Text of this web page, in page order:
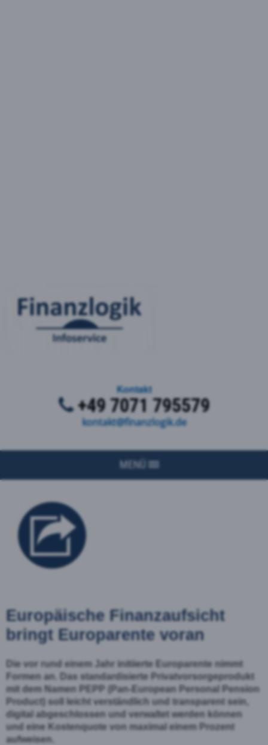
Kontakt
+49 7071 795579
kontakt@finanzlogik.de
MENÜ
Europäische Finanzaufsicht
bringt Europarente voran
Die vor rund einem Jahr initiierte Europarente nimmt
Formen an.
Das standardisierte Privatvorsorgeprodukt
mit dem Namen PEPP (Pan-European Personal Pension
Product) soll leicht verständlich und transparent sein,
digital abgeschlossen und verwaltet werden können
und eine Kostenquote von maximal einem Prozent
aufweisen.